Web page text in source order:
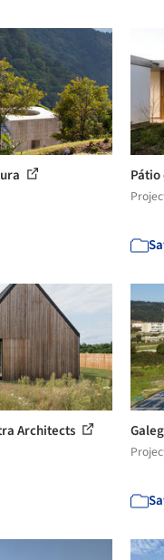
Architects